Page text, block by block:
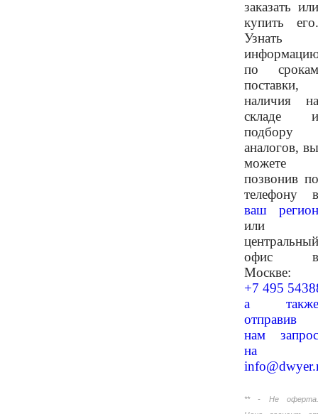
заказать или
купить его.
Узнать
по срокам
поставки,
наличия на
складе и
подбору
аналогов, вы
можете
позвонив по
телефону в
ваш регион
или
центральный
офис в
Москве:
+7 495
а также
отправив
нам запрос
на
** - Не оферта.